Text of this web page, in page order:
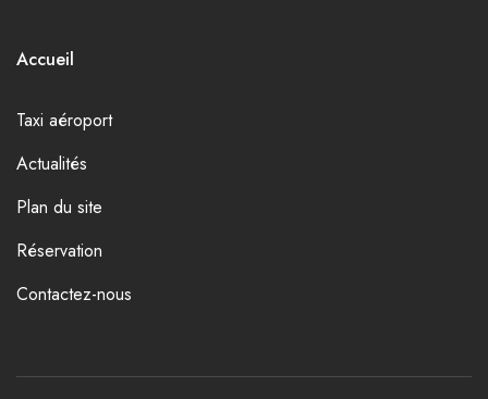
Accueil
Taxi aéroport
Actualités
Plan du site
Réservation
Contactez-nous